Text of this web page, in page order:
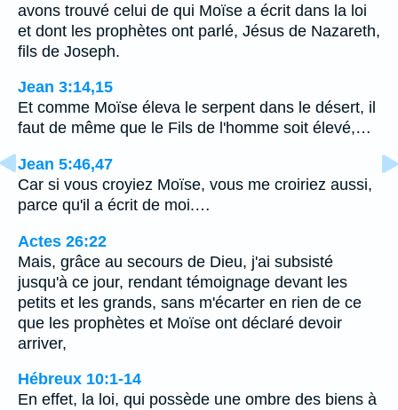
avons trouvé celui de qui Moïse a écrit dans la loi
et dont les prophètes ont parlé, Jésus de Nazareth,
fils de Joseph.
Jean 3:14,15
Et comme Moïse éleva le serpent dans le désert, il
faut de même que le Fils de l'homme soit élevé,…
Jean 5:46,47
Car si vous croyiez Moïse, vous me croiriez aussi,
parce qu'il a écrit de moi.…
Actes 26:22
Mais, grâce au secours de Dieu, j'ai subsisté
jusqu'à ce jour, rendant témoignage devant les
petits et les grands, sans m'écarter en rien de ce
que les prophètes et Moïse ont déclaré devoir
arriver,
Hébreux 10:1-14
En effet, la loi, qui possède une ombre des biens à